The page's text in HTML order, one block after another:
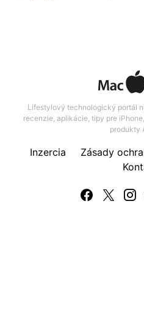
Lifestylový technologický portál
recenzie, aplikácie, tipy pre
produkty
Inzercia
Zásady